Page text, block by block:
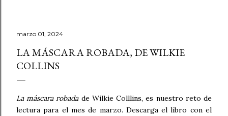
marzo 01, 2024
LA MÁSCARA ROBADA, DE WILKIE
COLLINS
La máscara robadade Wilkie Colllins, es nuestro reto de
lectura para el mes de marzo. Descarga el libro con el